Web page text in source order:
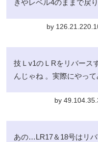
きやレベル4のままで戻り
by
技Ｌv1のＬRをリバース
んじゃね 。実際にやっ
by
あの…LR17＆18号はリ